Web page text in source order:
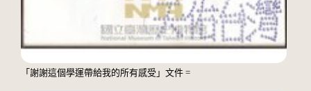
「謝謝這個學運帶給我的所有感受」文件 =